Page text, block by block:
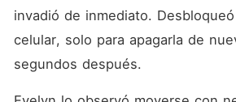
invadió de inmediato.
celular, solo para apagarla de
segundos después.